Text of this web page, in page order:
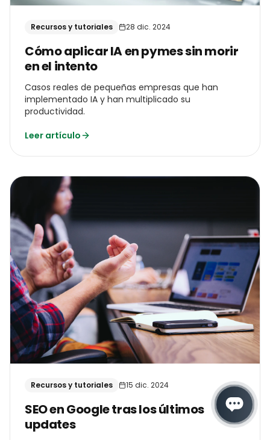
Recursos y tutoriales 28 dic. 2024
Cómo aplicar IA en pymes sin morir
en el intento
Casos reales de pequeñas empresas que han
implementado IA y han multiplicado su
productividad.
Leer artículo
Recursos y tutoriales 15 dic. 2024
SEO en Google tras los últimos
updates